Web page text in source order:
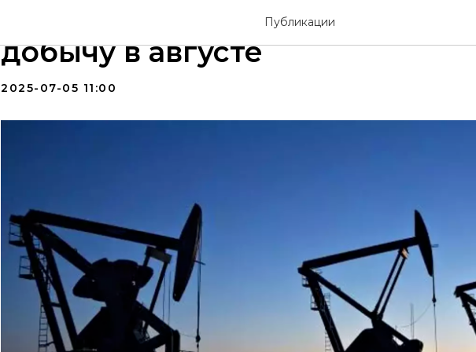
Публикации
8 стран-членов «OPEC»
добычу в августе
2025-07-05 11:00